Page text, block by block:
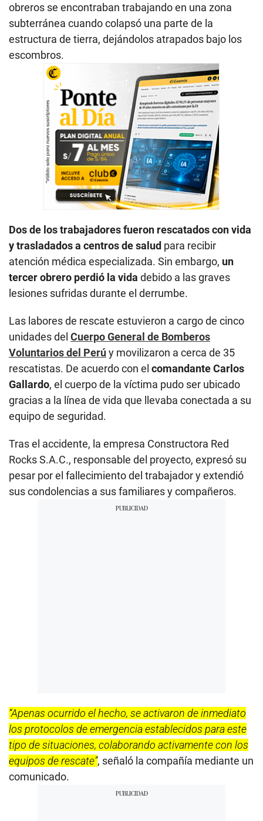
obreros se encontraban trabajando en una zona
subterránea cuando colapsó una parte de la
estructura de tierra, dejándolos atrapados bajo los
escombros.
Dos de los trabajadores fueron rescatados con vida
y trasladados a centros de salud para recibir
atención médica especializada. Sin embargo, un
tercer obrero perdió la vida debido a las graves
lesiones sufridas durante el derrumbe.
Las labores de rescate estuvieron a cargo de cinco
unidades del Cuerpo General de Bomberos
Voluntarios del Perúy movilizaron a cerca de 35
rescatistas. De acuerdo con el comandante Carlos
Gallardo, el cuerpo de la víctima pudo ser ubicado
gracias a la línea de vida que llevaba conectada a su
equipo de seguridad.
Tras el accidente, la empresa Constructora Red
Rocks S.A.C., responsable del proyecto, expresó su
pesar por el fallecimiento del trabajador y extendió
sus condolencias a sus familiares y compañeros.
“Apenas ocurrido el hecho, se activaron de inmediato
los protocolos de emergencia establecidos para este
tipo de situaciones, colaborando activamente con los
equipos de rescate”, señaló la compañía mediante un
comunicado.